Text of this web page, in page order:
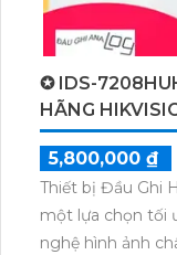
✪ IDS-
HÃNG
5,800,000 ₫
Thiết bị Đầu Ghi
một lựa chọn tối
nghệ hình ảnh